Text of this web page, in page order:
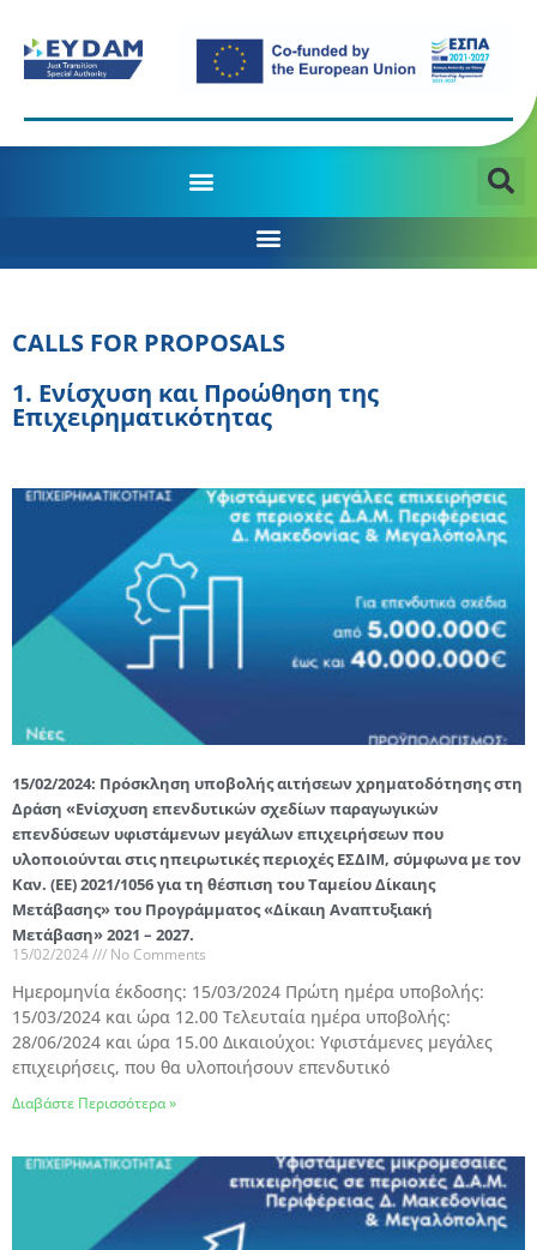
CALLS FOR PROPOSALS
1. Eνίσχυση και Προώθηση της
Επιχειρηματικότητας
15/02/2024: Πρόσκληση υποβολής αιτήσεων χρηματοδότησης στη
Δράση «Ενίσχυση επενδυτικών σχεδίων παραγωγικών
επενδύσεων υφιστάμενων μεγάλων επιχειρήσεων που
υλοποιούνται στις ηπειρωτικές περιοχές ΕΣΔΙΜ, σύμφωνα με τον
Καν. (ΕΕ) 2021/1056 για τη θέσπιση του Ταμείου Δίκαιης
Μετάβασης» του Προγράμματος «Δίκαιη Αναπτυξιακή
Μετάβαση» 2021 – 2027.
15/02/2024 No Comments
Hμερομηνία έκδοσης: 15/03/2024 Πρώτη ημέρα υποβολής:
15/03/2024 και ώρα 12.00 Τελευταία ημέρα υποβολής:
28/06/2024 και ώρα 15.00 Δικαιούχοι: Υφιστάμενες μεγάλες
επιχειρήσεις, που θα υλοποιήσουν επενδυτικό
Διαβάστε Περισσότερα »